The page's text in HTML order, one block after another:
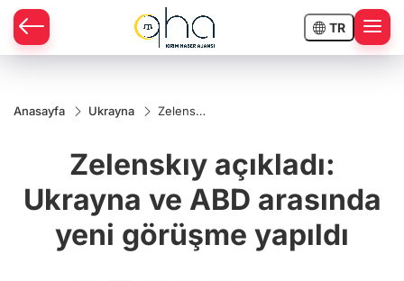
TR
Anasayfa Ukrayna
Zelenskıy
ve ABD
arasında
görüşme
yapıldı
Zelenskıy açıkladı:
Ukrayna ve ABD arasında
yeni görüşme yapıldı